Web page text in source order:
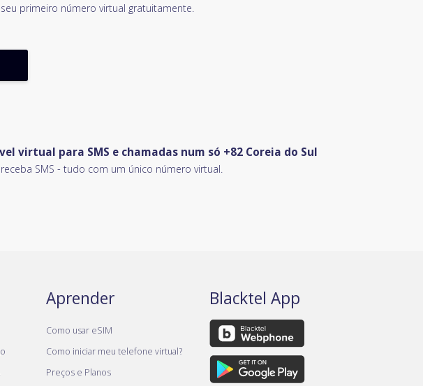
primeiro número virtual gratuitamente.
virtual para SMS e chamadas num só +82 Coreia do Sul
SMS - tudo com um único número virtual.
Aprender
Como usar eSIM
Como iniciar meu telefone virtual?
Preços e Planos
Blacktel App